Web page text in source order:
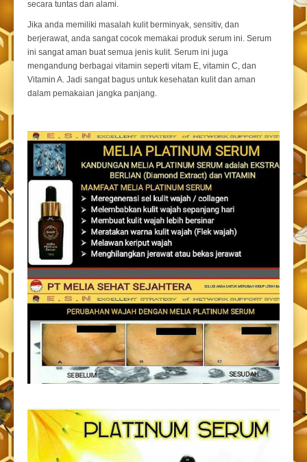
secara tuntas dan alami.
Jika anda memiliki masalah kulit berminyak, sensitiv, dan
berjerawat, anda sangat cocok memakai produk serum ini. Serum
ini sangat aman buat semua jenis kulit. Serum ini juga
mengandung berbagai vitamin seperti vitam E, vitamin C, dan
Vitamin A. Jadi sangat bagus untuk kesehatan kulit dan aman
dalam pemakaian jangka panjang.